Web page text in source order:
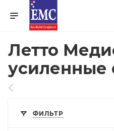
Летто
усиленные
ФИЛЬТР